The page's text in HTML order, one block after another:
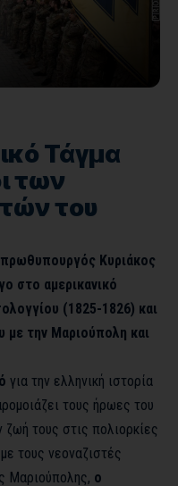
Τάγμα
των
του
πρωθυπουργός Κυριάκος
στο αμερικανικό
(1825-1826) και
με την Μαριούπολη και
για την ελληνική ιστορία
τους ήρωες του
τους στις πολιορκίες
τους νεοναζιστές
Μαριούπολης, ο